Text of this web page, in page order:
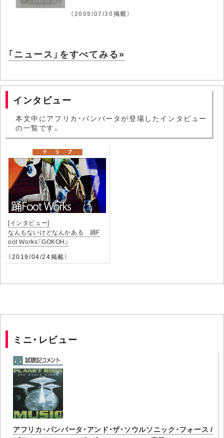
（2009/07/30掲載）
「ニュース」をすべてみる»
インタビュー
本文中にアフリカ・バンバータが登場したインタビュー
の一覧です。
[インタビュー]
なんもないけどなんかある 踊F
oot Works『GOKOH』
（2019/04/24掲載）
ミニ・レビュー
アフリカ・バンバータ・アンド・ザ・ソウルソニック・フォース /